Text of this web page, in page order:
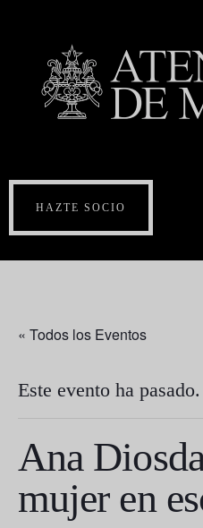
HAZTE SOCIO
« Todos los Eventos
Este evento ha pasado.
Ana
mujer en